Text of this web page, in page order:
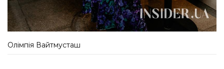
Олімпія Вайтмусташ